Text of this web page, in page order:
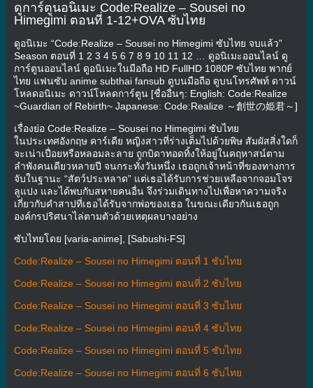
ดูการ์ตูนอนิเมะ Code:Realize – Sousei no
Himegimi ตอนที่ 1-12+OVA ซับไทย
ดูอนิเมะ “Code:Realize – Sousei no Himegimi ซับไทย จบแล้ว”
Season ตอนที่ 1 2 3 4 5 6 7 8 9 10 11 12 … ดูอนิเมะออนไลน์ ดู
การ์ตูนออนไลน์ ดูอนิเมะในมือถือ HD FullHD 1080P ซับไทย พากย์
ไทย แฟนซับ anime subthai fansub ดูบนมือถือ ดูบนโทรศัพท์ ดาวน์
โหลดอนิเมะ ดาวน์โหลดการ์ตูน [ชื่ออื่นๆ: English: Code:Realize
~Guardian of Rebirth~ Japanese: Code:Realize ～創世の姫君～]
เรื่องย่อ Code:Realize – Sousei no Himegimi ซับไทย
ในประเทศอังกฤษ คาร์เดีย หญิงสาวที่ร่างเต็มไปด้วยพิษ สัมผัสสิ่งใดก็
จะเน่าเปื่อยหรือหลอมละลาย ถูกบิดาทอดทิ้งให้อยู่ในคฤหาสน์ตาม
ลำพังคนเดียวหลายปี จนกระทั่งวันหนึ่ง เธอถูกเจ้าหน้าที่ของทางการ
จับในฐานะ “สัตว์ประหลาด” แต่เธอได้รับการช่วยเหลือจากจอมโจร
ลูแปง และได้พบกับสหายคนอื่น จึงร่วมเดินทางไปเพื่อหาความจริง
เกี่ยวกับคำสาปที่เธอได้รับจากพ่อของเธอ ในขณะเดียวกันเธอถูก
องค์กรปริศนาไล่ตามตัวด้วยเหตุผลบางอย่าง
ซับไทยโดย [varia-anime], [Sabushi-FS]
Code:Realize – Sousei no Himegimi ตอนที่ 1 ซับไทย
Code:Realize – Sousei no Himegimi ตอนที่ 2 ซับไทย
Code:Realize – Sousei no Himegimi ตอนที่ 3 ซับไทย
Code:Realize – Sousei no Himegimi ตอนที่ 4 ซับไทย
Code:Realize – Sousei no Himegimi ตอนที่ 5 ซับไทย
Code:Realize – Sousei no Himegimi ตอนที่ 6 ซับไทย